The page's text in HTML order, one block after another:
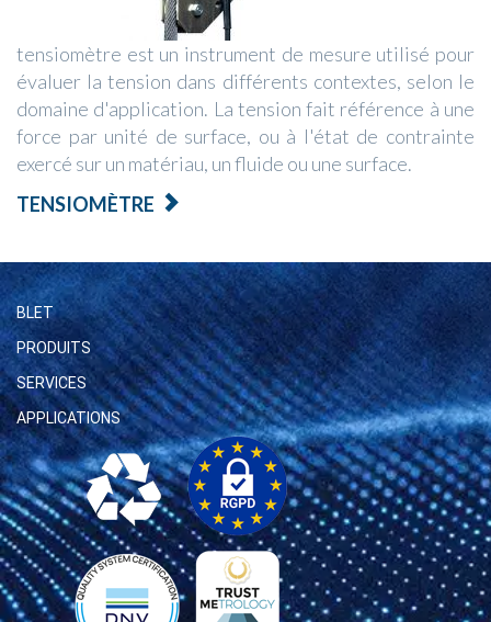
tensiomètre est un instrument de mesure utilisé pour
évaluer la tension dans différents contextes, selon le
domaine d'application. La tension fait référence à une
force par unité de surface, ou à l'état de contrainte
exercé sur un matériau, un fluide ou une surface.
TENSIOMÈTRE
BLET
PRODUITS
SERVICES
APPLICATIONS